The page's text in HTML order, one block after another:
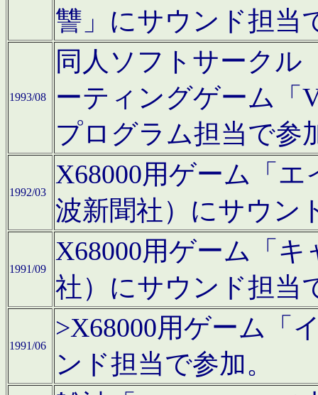
讐」にサウンド担当
1993/08
同人ソフトサークル
ーティングゲーム「
プログラム担当で参
1992/03
X68000用ゲーム「
波新聞社）にサウン
1991/09
X68000用ゲーム「
社）にサウンド担当
1991/06
>X68000用ゲーム「
ンド担当で参加。